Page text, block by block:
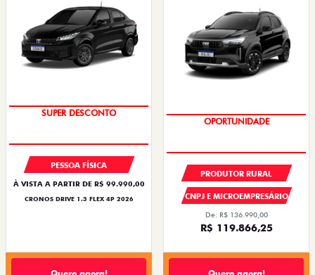
BÔNUS DE ATÉ R$ 14 MIL
PESSOA FÍSICA
À VISTA A PARTIR DE R$ 99.990,00
CRONOS DRIVE 1.3 FLEX 4P 2026
OPORTUNIDADE
PRODUTOR RURAL
CNPJ E MICROEMPRESÁRIO
De: R$ 136.990,00
R$ 119.866,25